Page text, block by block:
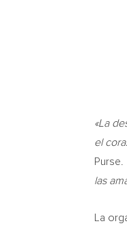
«La
el
Purse.
las
La